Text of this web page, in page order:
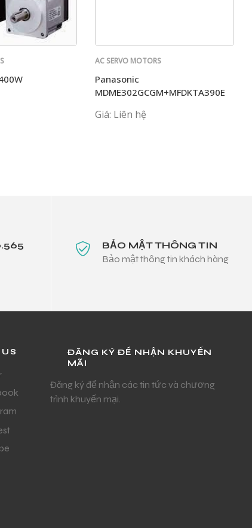
AC SERVO MOTORS
Panasonic
MDME302GCGM+MFDKTA390E
Giá: Liên hệ
BẢO MẬT THÔNG TIN
Bảo mật thông tin khách hàng
ĐĂNG KÝ ĐỂ NHẬN KHUYẾN
MÃI
Đăng ký để nhận các tin tức và chương
trình khuyến mại.